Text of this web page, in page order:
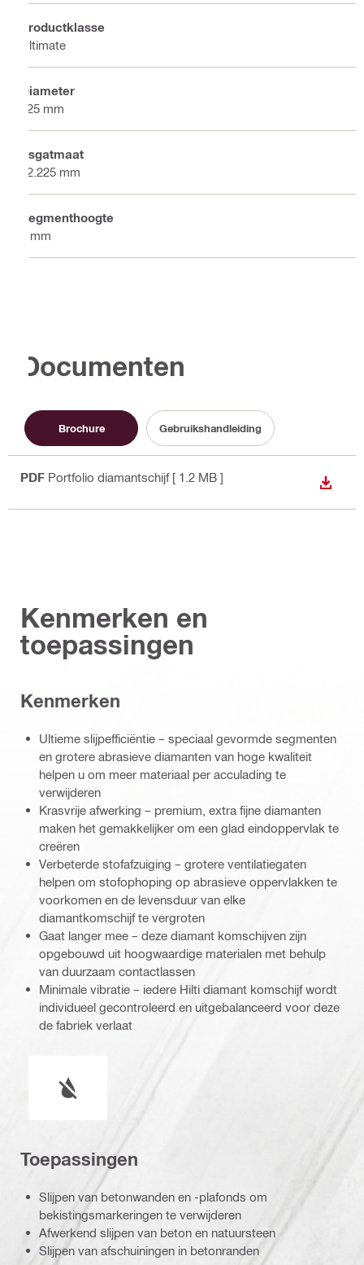
Productklasse
Ultimate
Diameter
125 mm
Asgatmaat
22.225 mm
Segmenthoogte
5 mm
Documenten
Brochure Gebruikshandleiding
PDF Portfolio diamantschijf[ 1.2 MB ]
Kenmerken en
toepassingen
Kenmerken
Ultieme slijpefficiëntie – speciaal gevormde segmenten
en grotere abrasieve diamanten van hoge kwaliteit
helpen u om meer materiaal per acculading te
verwijderen
Krasvrije afwerking – premium, extra fijne diamanten
maken het gemakkelijker om een glad eindoppervlak te
creëren
Verbeterde stofafzuiging – grotere ventilatiegaten
helpen om stofophoping op abrasieve oppervlakken te
voorkomen en de levensduur van elke
diamantkomschijf te vergroten
Gaat langer mee – deze diamant komschijven zijn
opgebouwd uit hoogwaardige materialen met behulp
van duurzaam contactlassen
Minimale vibratie – iedere Hilti diamant komschijf wordt
individueel gecontroleerd en uitgebalanceerd voor deze
de fabriek verlaat
Toepassingen
Slijpen van betonwanden en -plafonds om
bekistingsmarkeringen te verwijderen
Afwerkend slijpen van beton en natuursteen
Slijpen van afschuiningen in betonranden